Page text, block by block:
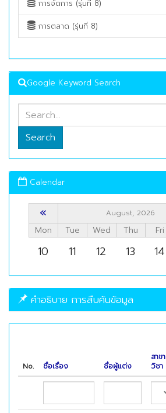
การจัดการ (รุ่นที่ 8)
การตลาด (รุ่นที่ 8)
Google Keyword Search
Search
Calendar
« August, 2026
Mon Tue Wed Thu Fri
10 11 12 13 14
คำอธิบาย การสืบค้นข้อมูล
No. ชื่อเรื่อง ชื่อผู้แต่ง
สาขา
วิชา